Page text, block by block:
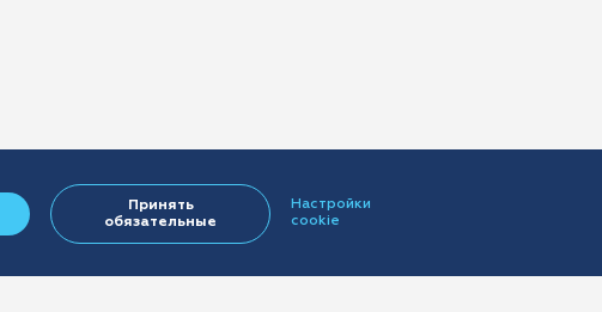
Принять
обязательные
Настройки
cookie